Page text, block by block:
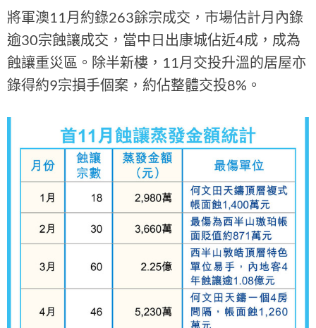
將軍澳11月約錄263餘宗成交，市場估計月內錄
逾30宗蝕讓成交，當中日出康城佔近4成，成為
蝕讓重災區。除半新樓，11月交投升溫的居屋亦
錄得約9宗損手個案，約佔整體交投8%。